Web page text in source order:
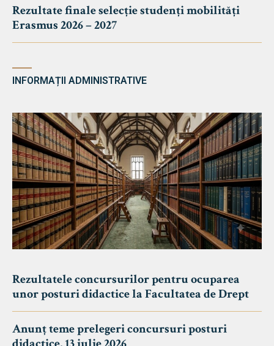
Rezultate finale selecție studenți mobilități
Erasmus 2026 – 2027
INFORMAȚII ADMINISTRATIVE
Rezultatele concursurilor pentru ocuparea
unor posturi didactice la Facultatea de Drept
Anunț teme prelegeri concursuri posturi